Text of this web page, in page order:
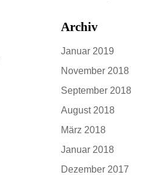
Archiv
Januar 2019
November 2018
September 2018
August 2018
März 2018
Januar 2018
Dezember 2017